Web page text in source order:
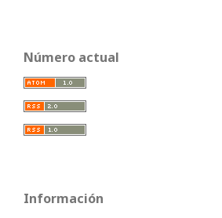
Número actual
Información